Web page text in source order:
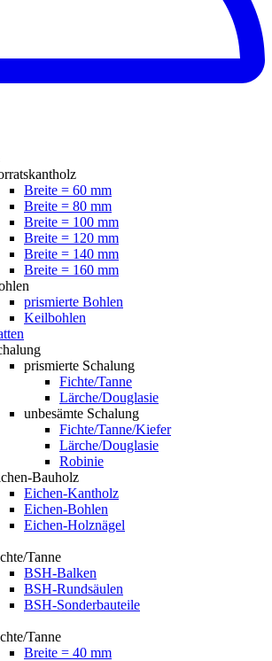
Breite = 60 mm
Breite = 80 mm
Breite = 100 mm
Breite = 120 mm
Breite = 140 mm
Breite = 160 mm
prismierte Bohlen
Keilbohlen
prismierte Schalung
Fichte/Tanne
Lärche/Douglasie
unbesämte Schalung
Fichte/Tanne/Kiefer
Lärche/Douglasie
Robinie
Bauholz
Eichen-Kantholz
Eichen-Bohlen
Eichen-Holznägel
Tanne
BSH-Balken
BSH-Rundsäulen
BSH-Sonderbauteile
Tanne
Breite = 40 mm